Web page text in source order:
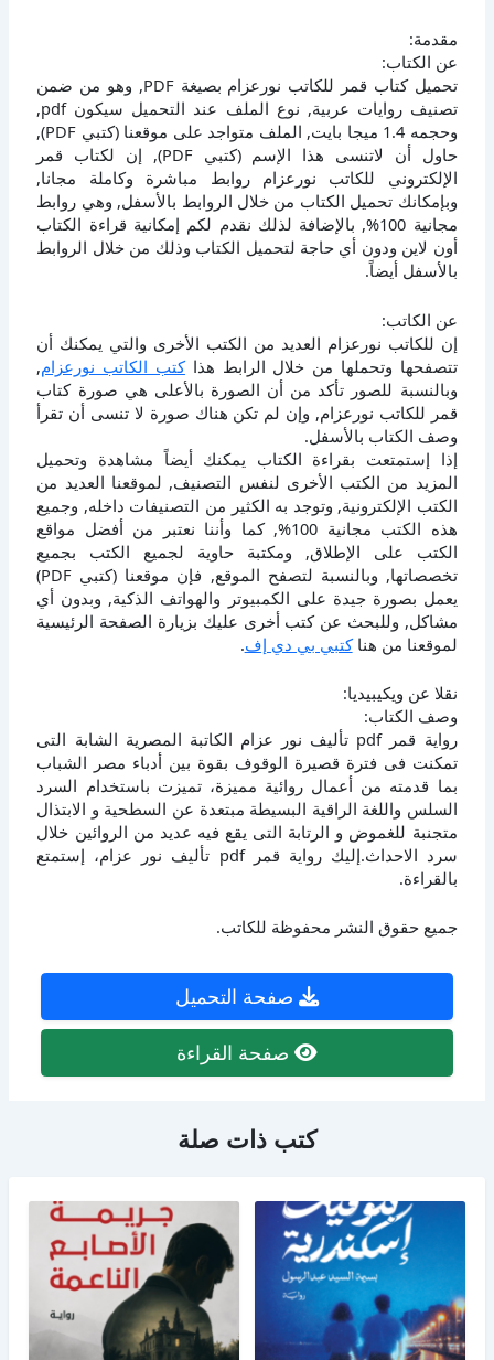
مقدمة:
عن الكتاب:
تحميل كتاب قمر للكاتب نورعزام بصيغة PDF, وهو من ضمن
تصنيف روايات عربية, نوع الملف عند التحميل سيكون pdf,
وحجمه 1.4 ميجا بايت, الملف متواجد على موقعنا (كتبي PDF),
حاول أن لاتنسى هذا الإسم (كتبي PDF), إن لكتاب قمر
الإلكتروني للكاتب نورعزام روابط مباشرة وكاملة مجانا,
وبإمكانك تحميل الكتاب من خلال الروابط بالأسفل, وهي روابط
مجانية 100%, بالإضافة لذلك نقدم لكم إمكانية قراءة الكتاب
أون لاين ودون أي حاجة لتحميل الكتاب وذلك من خلال الروابط
بالأسفل أيضاً.
عن الكاتب:
إن للكاتب نورعزام العديد من الكتب الأخرى والتي يمكنك أن
تتصفحها وتحملها من خلال الرابط هذاكتب الكاتب نورعزام,
وبالنسبة للصور تأكد من أن الصورة بالأعلى هي صورة كتاب
قمر للكاتب نورعزام, وإن لم تكن هناك صورة لا تنسى أن تقرأ
وصف الكتاب بالأسفل.
إذا إستمتعت بقراءة الكتاب يمكنك أيضاً مشاهدة وتحميل
المزيد من الكتب الأخرى لنفس التصنيف, لموقعنا العديد من
الكتب الإلكترونية, وتوجد به الكثير من التصنيفات داخله, وجميع
هذه الكتب مجانية 100%, كما وأننا نعتبر من أفضل مواقع
الكتب على الإطلاق, ومكتبة حاوية لجميع الكتب بجميع
تخصصاتها, وبالنسبة لتصفح الموقع, فإن موقعنا (كتبي PDF)
يعمل بصورة جيدة على الكمبيوتر والهواتف الذكية, وبدون أي
مشاكل, وللبحث عن كتب أخرى عليك بزيارة الصفحة الرئيسية
لموقعنا من هناكتبي بي دي إف.
نقلا عن ويكيبيديا:
وصف الكتاب:
رواية قمر pdf تأليف نور عزام الكاتبة المصرية الشابة التى
تمكنت فى فترة قصيرة الوقوف بقوة بين أدباء مصر الشباب
بما قدمته من أعمال روائية مميزة، تميزت باستخدام السرد
السلس واللغة الراقية البسيطة مبتعدة عن السطحية و الابتذال
متجنبة للغموض و الرتابة التى يقع فيه عديد من الروائين خلال
سرد الاحداث.إليك رواية قمر pdf تأليف نور عزام، إستمتع
بالقراءة.
جميع حقوق النشر محفوظة للكاتب.
صفحة التحميل
صفحة القراءة
كتب ذات صلة